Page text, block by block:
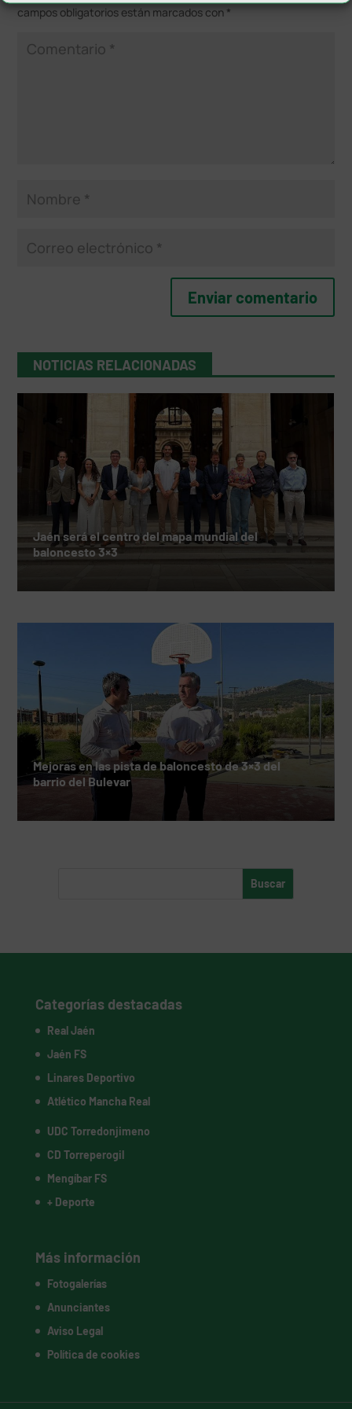
campos obligatorios están marcados con *
NOTICIAS RELACIONADAS
Jaén será el centro del mapa mundial del
baloncesto 3×3
Mejoras en las pista de baloncesto de 3×3 del
barrio del Bulevar
Categorías destacadas
Real Jaén
Jaén FS
Linares Deportivo
Atlético Mancha Real
UDC Torredonjimeno
CD Torreperogil
Mengíbar FS
+ Deporte
Más información
Fotogalerías
Anunciantes
Aviso Legal
Política de cookies